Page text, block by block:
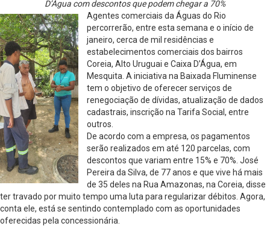
D’Água com descontos que podem chegar a 70%
Agentes comerciais da Águas do Rio
percorrerão, entre esta semana e o início de
janeiro, cerca de mil residências e
estabelecimentos comerciais dos bairros
Coreia, Alto Uruguai e Caixa D’Água, em
Mesquita. A iniciativa na Baixada Fluminense
tem o objetivo de oferecer serviços de
renegociação de dívidas, atualização de dados
cadastrais, inscrição na Tarifa Social, entre
outros.
De acordo com a empresa, os pagamentos
serão realizados em até 120 parcelas, com
descontos que variam entre 15% e 70%. José
Pereira da Silva, de 77 anos e que vive há mais
de 35 deles na Rua Amazonas, na Coreia, disse
ter travado por muito tempo uma luta para regularizar débitos. Agora,
conta ele, está se sentindo contemplado com as oportunidades
oferecidas pela concessionária.